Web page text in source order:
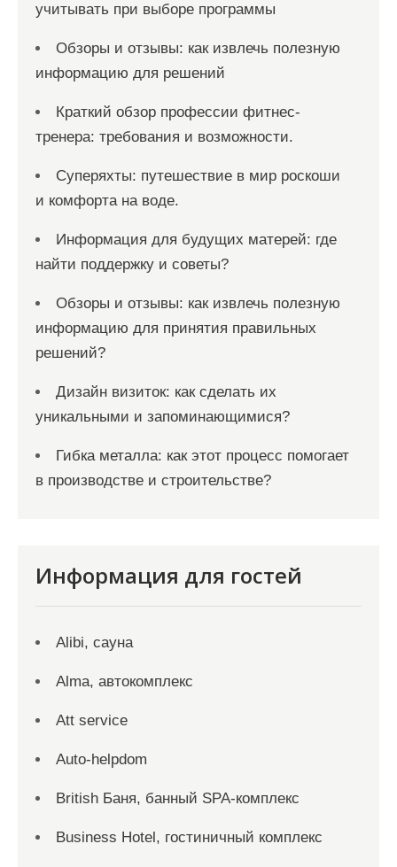
учитывать при выборе программы
Обзоры и отзывы: как извлечь полезную
информацию для решений
Краткий обзор профессии фитнес-
тренера: требования и возможности.
Суперяхты: путешествие в мир роскоши
и комфорта на воде.
Информация для будущих матерей: где
найти поддержку и советы?
Обзоры и отзывы: как извлечь полезную
информацию для принятия правильных
решений?
Дизайн визиток: как сделать их
уникальными и запоминающимися?
Гибка металла: как этот процесс помогает
в производстве и строительстве?
Информация для гостей
Alibi, сауна
Alma, автокомплекс
Att service
Auto-helpdom
British Баня, банный SPA-комплекс
Business Hotel, гостиничный комплекс